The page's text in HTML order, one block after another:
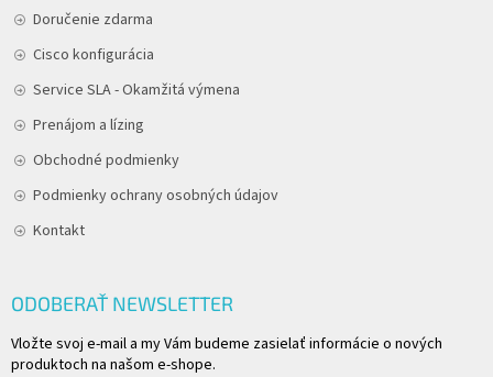
Doručenie zdarma
Cisco konfigurácia
Service SLA - Okamžitá výmena
Prenájom a lízing
Obchodné podmienky
Podmienky ochrany osobných údajov
Kontakt
ODOBERAŤ NEWSLETTER
Vložte svoj e-mail a my Vám budeme zasielať informácie o nových
produktoch na našom e-shope.